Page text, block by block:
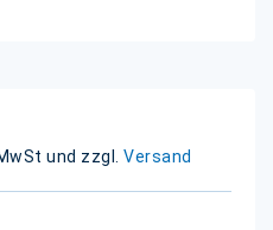
und zzgl. Versand